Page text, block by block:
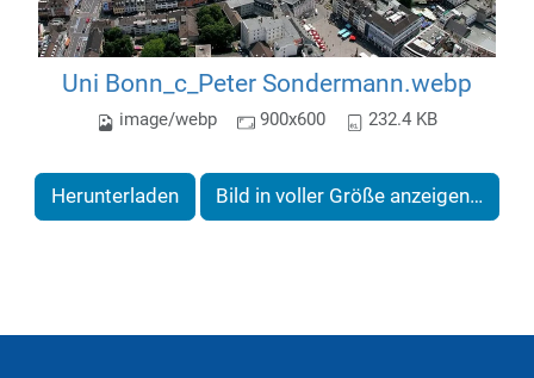
Uni Bonn_c_Peter Sondermann.webp
image/webp 900x600 232.4 KB
Herunterladen Bild in voller Größe anzeigen…